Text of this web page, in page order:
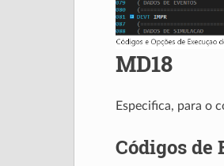
MD18
Especifica, para o
Códigos de